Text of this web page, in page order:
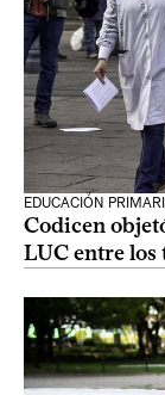
EDUCACIÓN
Codicen
LUC entre los